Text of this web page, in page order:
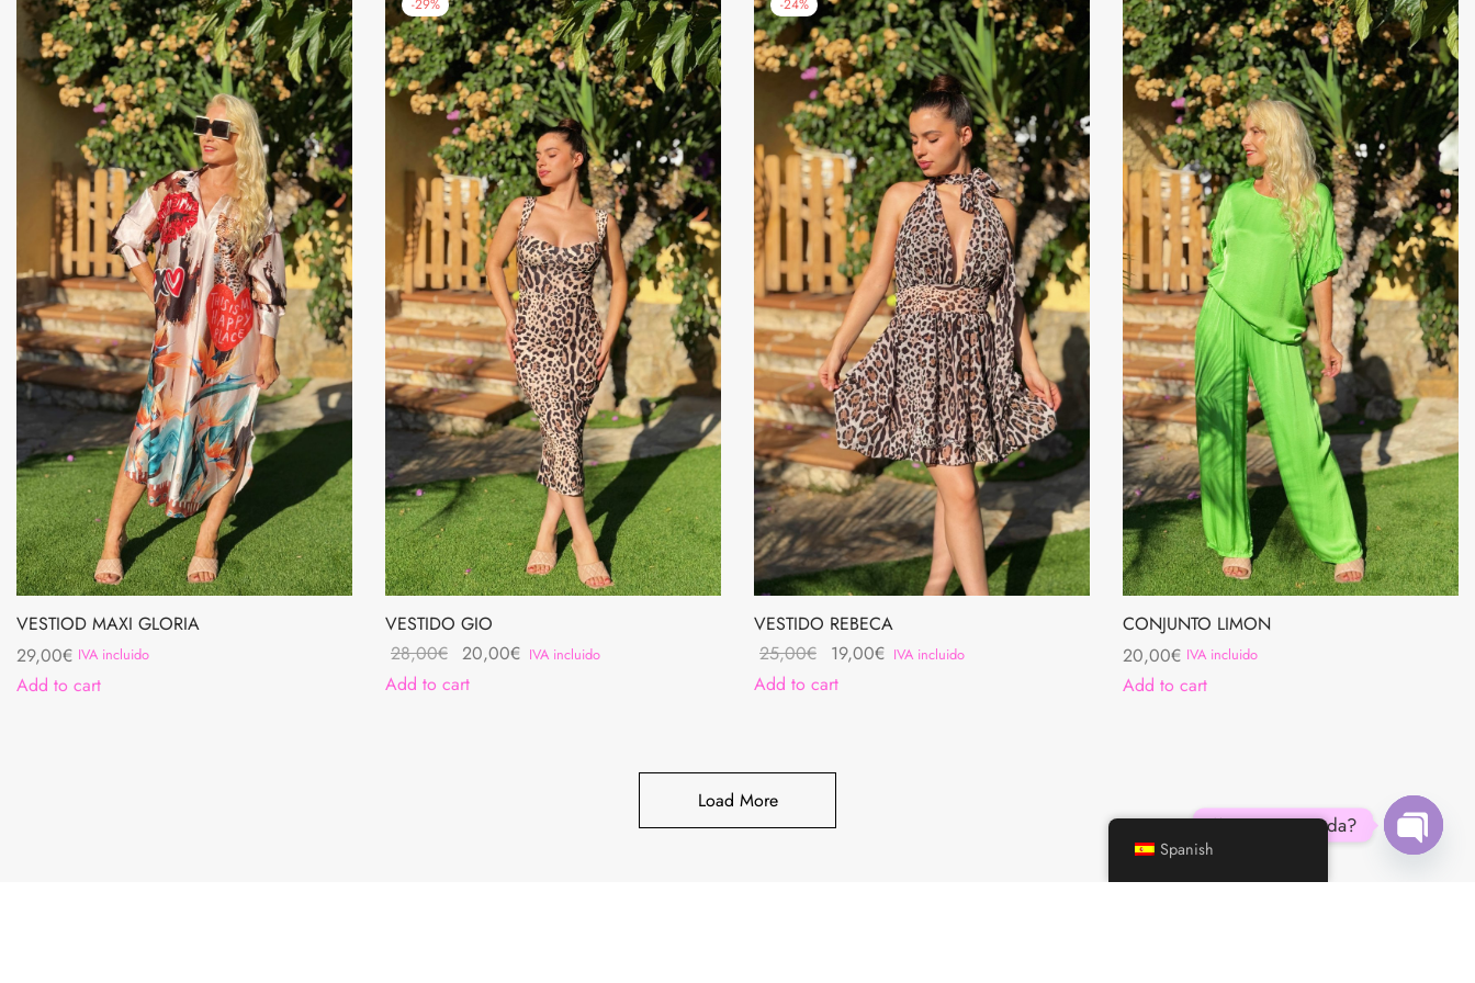
VESTIOD MAXI GLORIA
29,00€ IVA incluido
Add to cart
-29%
VESTIDO GIO
28,00€ Original
price
20,00€ Current
IVA incluido
Add to cart
-24%
VESTIDO REBECA
25,00€
Original
price
19,00€ Current
IVA incluido
Add to cart
CONJUNTO LIMON
20,00€ IVA incluido
Add to cart
Load More
Spanish
¿Necesitas ayuda?